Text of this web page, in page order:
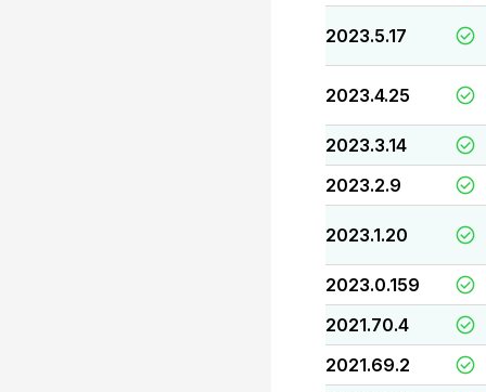
2023.5.17
2023.4.25
2023.3.14
2023.2.9
2023.1.20
2023.0.159
2021.70.4
2021.69.2